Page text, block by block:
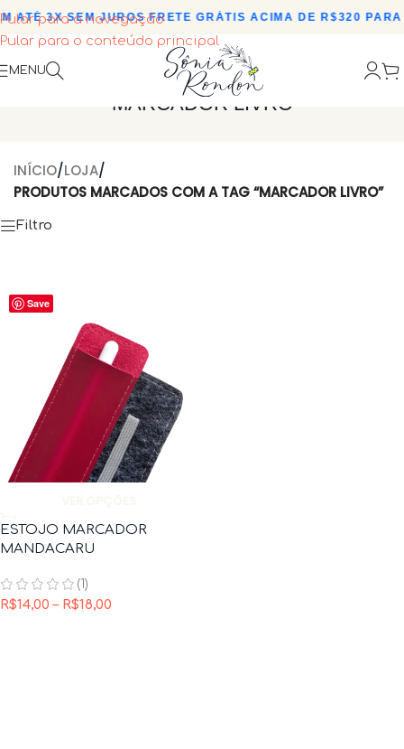
Pular para a navegação
Pular para o conteúdo principal
ATÉ 3X SEM JUROS•FRETE GRÁTIS ACIMA DE R$320 PARA
MENU
MARCADOR LIVRO
INÍCIO/LOJA/
PRODUTOS MARCADOS COM A TAG “MARCADOR LIVRO”
Filtro
Save
ESTOJO MARCADOR
MANDACARU
(1)
R$14,00 – R$18,00